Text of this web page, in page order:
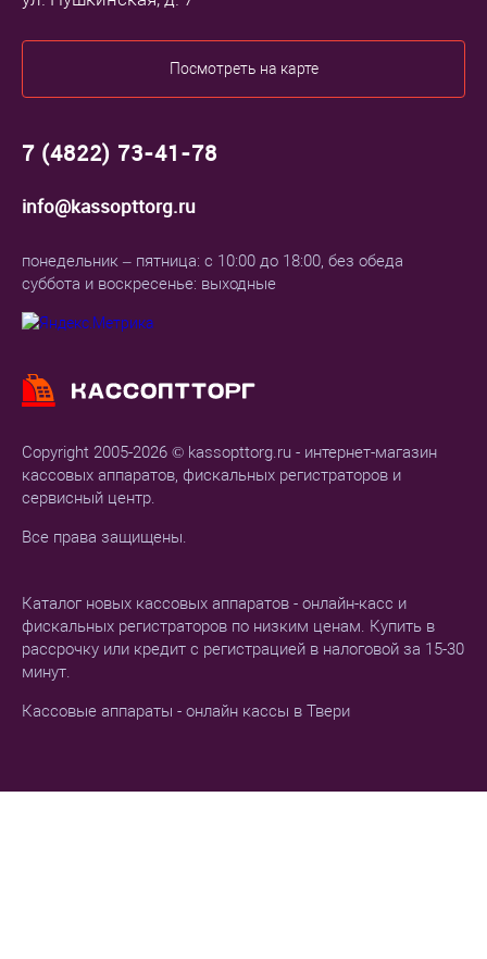
Copyright 2005-2026 © kassopttorg.ru - интернет-магазин
кассовых аппаратов, фискальных регистраторов и
сервисный центр.
Все права защищены.
Каталог новых кассовых аппаратов - онлайн-касс и
фискальных регистраторов по низким ценам. Купить в
рассрочку или кредит с регистрацией в налоговой за 15-30
минут.
Кассовые аппараты - онлайн кассы в Твери
Посмотреть на карте
7 (4822) 73-41-78
info@kassopttorg.ru
понедельник – пятница: с 10:00 до 18:00, без обеда
суббота и воскресенье: выходные